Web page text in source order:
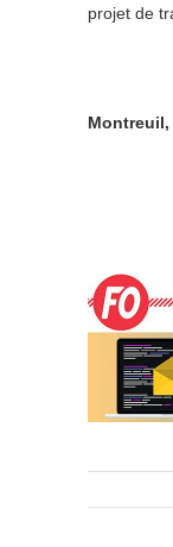
projet de
Montreuil,